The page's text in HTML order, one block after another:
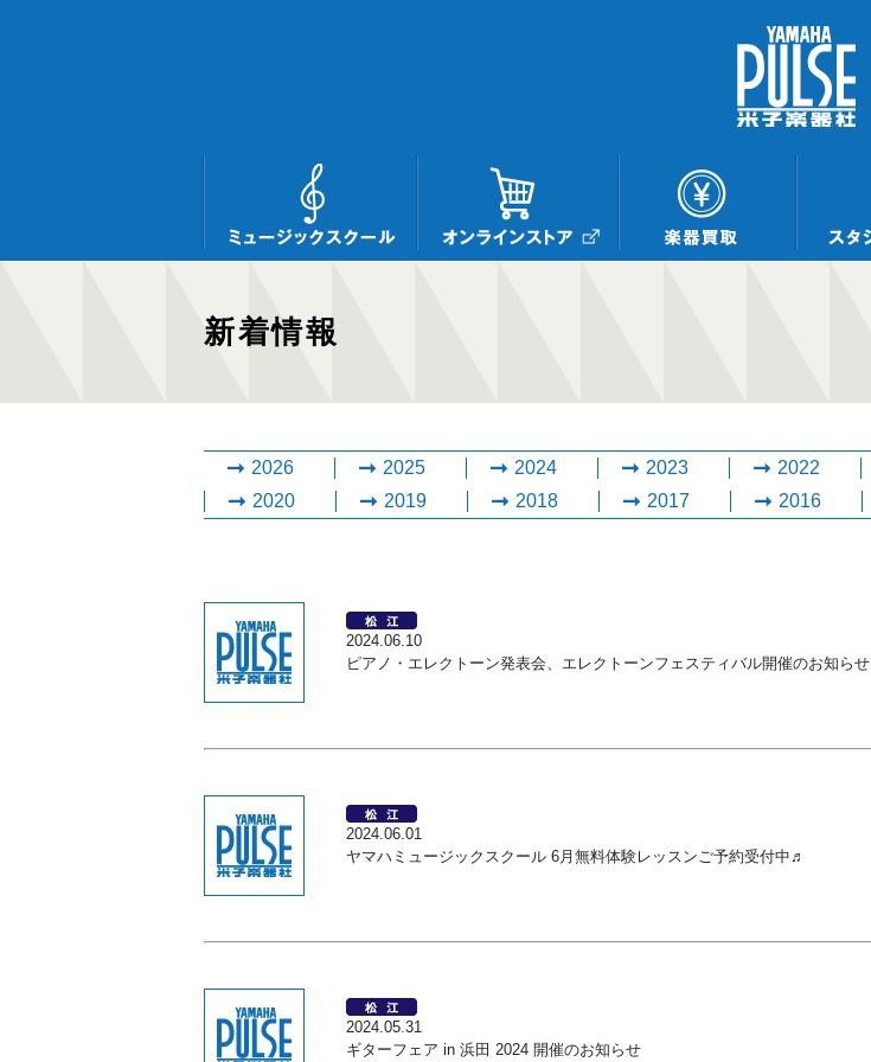
新着情報
2026 2025 2024 2023 2022
2020
2019 2018 2017 2016
2024.06.10
ピアノ・エレクトーン発表会、エレクトーンフェスティバル開催のお知らせ
2024.06.01
ヤマハミュージックスクール 6月無料体験レッスンご予約受付中♬
2024.05.31
ギターフェア in 浜田 2024 開催のお知らせ